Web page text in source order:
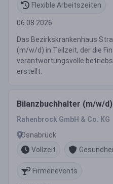
Flexible Arbeitszeiten
06.08.2026
Das Bezirkskrankenhaus
(m/w/d) in Teilzeit, der die
verantwortungsvolle
erstellt.
Bilanzbuchhalter (m/w/d)
Rahenbrock GmbH & Co. KG
Osnabrück
Vollzeit
Firmenevents